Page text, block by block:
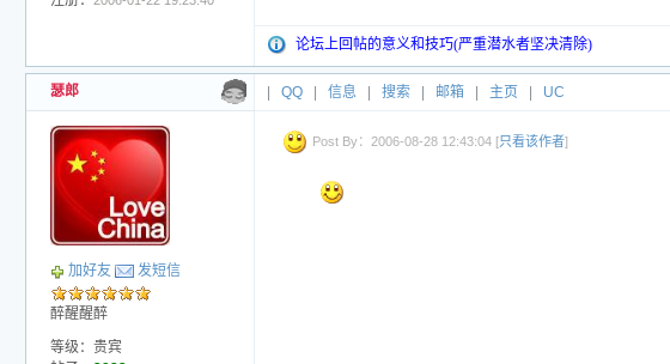
论坛上回帖的意义和技巧(严重潜水者坚决清除)
瑟郎 QQ 信息 搜索 邮箱 主页 UC
加好友 发短信
醉醒醒醉
等级：贵宾
Post By：2006-08-28 12:43:04 [只看该作者]